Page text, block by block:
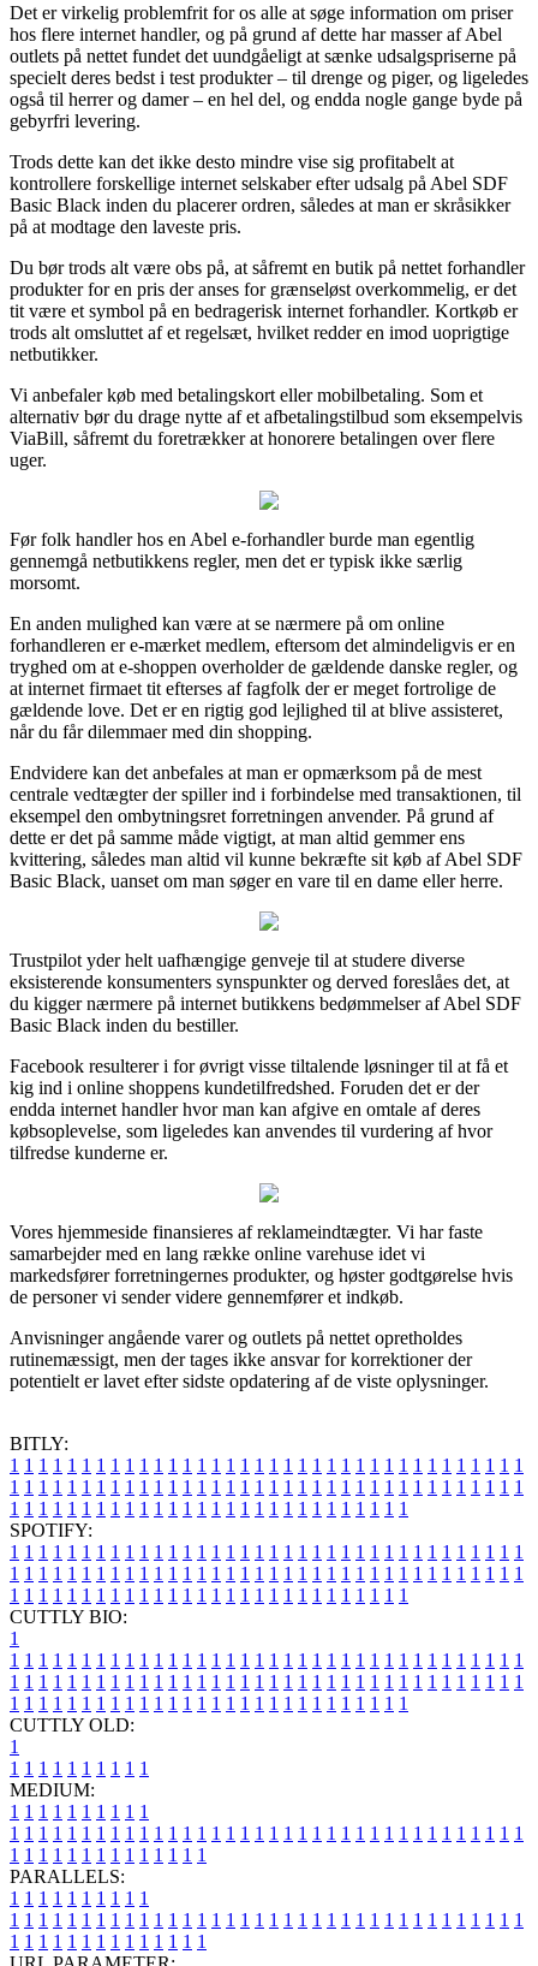
Det er virkelig problemfrit for os alle at søge information om priser
hos flere internet handler, og på grund af dette har masser af Abel
outlets på nettet fundet det uundgåeligt at sænke udsalgspriserne på
specielt deres bedst i test produkter – til drenge og piger, og ligeledes
også til herrer og damer – en hel del, og endda nogle gange byde på
gebyrfri levering.
Trods dette kan det ikke desto mindre vise sig profitabelt at
kontrollere forskellige internet selskaber efter udsalg på Abel SDF
Basic Black inden du placerer ordren, således at man er skråsikker
på at modtage den laveste pris.
Du bør trods alt være obs på, at såfremt en butik på nettet forhandler
produkter for en pris der anses for grænseløst overkommelig, er det
tit være et symbol på en bedragerisk internet forhandler. Kortkøb er
trods alt omsluttet af et regelsæt, hvilket redder en imod uoprigtige
netbutikker.
Vi anbefaler køb med betalingskort eller mobilbetaling. Som et
alternativ bør du drage nytte af et afbetalingstilbud som eksempelvis
ViaBill, såfremt du foretrækker at honorere betalingen over flere
uger.
Før folk handler hos en Abel e-forhandler burde man egentlig
gennemgå netbutikkens regler, men det er typisk ikke særlig
morsomt.
En anden mulighed kan være at se nærmere på om online
forhandleren er e-mærket medlem, eftersom det almindeligvis er en
tryghed om at e-shoppen overholder de gældende danske regler, og
at internet firmaet tit efterses af fagfolk der er meget fortrolige de
gældende love. Det er en rigtig god lejlighed til at blive assisteret,
når du får dilemmaer med din shopping.
Endvidere kan det anbefales at man er opmærksom på de mest
centrale vedtægter der spiller ind i forbindelse med transaktionen, til
eksempel den ombytningsret forretningen anvender. På grund af
dette er det på samme måde vigtigt, at man altid gemmer ens
kvittering, således man altid vil kunne bekræfte sit køb af Abel SDF
Basic Black, uanset om man søger en vare til en dame eller herre.
Trustpilot yder helt uafhængige genveje til at studere diverse
eksisterende konsumenters synspunkter og derved foreslåes det, at
du kigger nærmere på internet butikkens bedømmelser af Abel SDF
Basic Black inden du bestiller.
Facebook resulterer i for øvrigt visse tiltalende løsninger til at få et
kig ind i online shoppens kundetilfredshed. Foruden det er der
endda internet handler hvor man kan afgive en omtale af deres
købsoplevelse, som ligeledes kan anvendes til vurdering af hvor
tilfredse kunderne er.
Vores hjemmeside finansieres af reklameindtægter. Vi har faste
samarbejder med en lang række online varehuse idet vi
markedsfører forretningernes produkter, og høster godtgørelse hvis
de personer vi sender videre gennemfører et indkøb.
Anvisninger angående varer og outlets på nettet opretholdes
rutinemæssigt, men der tages ikke ansvar for korrektioner der
potentielt er lavet efter sidste opdatering af de viste oplysninger.
BITLY:
1 1 1 1 1 1 1 1 1 1 1 1 1 1 1 1 1 1 1 1 1 1 1 1 1 1 1 1 1 1 1 1 1 1 1 1
1 1 1 1 1 1 1 1 1 1 1 1 1 1 1 1 1 1 1 1 1 1 1 1 1 1 1 1 1 1 1 1 1 1 1 1
1 1 1 1 1 1 1 1 1 1 1 1 1 1 1 1 1 1 1 1 1 1 1 1 1 1 1 1
SPOTIFY:
1 1 1 1 1 1 1 1 1 1 1 1 1 1 1 1 1 1 1 1 1 1 1 1 1 1 1 1 1 1 1 1 1 1 1 1
1 1 1 1 1 1 1 1 1 1 1 1 1 1 1 1 1 1 1 1 1 1 1 1 1 1 1 1 1 1 1 1 1 1 1 1
1 1 1 1 1 1 1 1 1 1 1 1 1 1 1 1 1 1 1 1 1 1 1 1 1 1 1 1
CUTTLY BIO:
1
1 1 1 1 1 1 1 1 1 1 1 1 1 1 1 1 1 1 1 1 1 1 1 1 1 1 1 1 1 1 1 1 1 1 1 1
1 1 1 1 1 1 1 1 1 1 1 1 1 1 1 1 1 1 1 1 1 1 1 1 1 1 1 1 1 1 1 1 1 1 1 1
1 1 1 1 1 1 1 1 1 1 1 1 1 1 1 1 1 1 1 1 1 1 1 1 1 1 1 1
CUTTLY OLD:
1
1 1 1 1 1 1 1 1 1 1
MEDIUM:
1 1 1 1 1 1 1 1 1 1
1 1 1 1 1 1 1 1 1 1 1 1 1 1 1 1 1 1 1 1 1 1 1 1 1 1 1 1 1 1 1 1 1 1 1 1
1 1 1 1 1 1 1 1 1 1 1 1 1 1
PARALLELS:
1 1 1 1 1 1 1 1 1 1
1 1 1 1 1 1 1 1 1 1 1 1 1 1 1 1 1 1 1 1 1 1 1 1 1 1 1 1 1 1 1 1 1 1 1 1
1 1 1 1 1 1 1 1 1 1 1 1 1 1